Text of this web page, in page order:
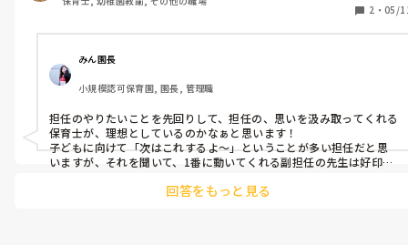
2 ・ 05/
みん園長
小規模認可保育園, 園長, 管理職
担任のやりたいことを先回りして、担任の、思いを汲み取ってくれる
保育士が、理想としているのかなぁと思います！
子どもに向けて「次はこれするよ～」ということが多い担任だと思
いますが、それを聞いて、1番に動いてくれる副担任の先生は好印象
回答をもっと見る